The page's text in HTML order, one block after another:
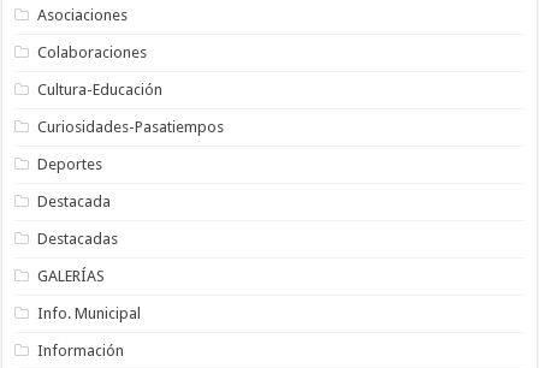
Asociaciones
Colaboraciones
Cultura-Educación
Curiosidades-Pasatiempos
Deportes
Destacada
Destacadas
GALERÍAS
Info. Municipal
Información